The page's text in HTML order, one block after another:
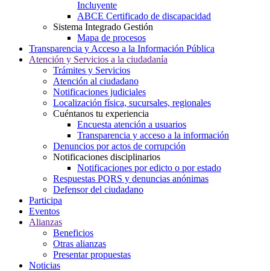
Incluyente
ABCE Certificado de discapacidad
Sistema Integrado Gestión
Mapa de procesos
Transparencia y Acceso a la Información Pública
Atención y Servicios a la ciudadanía
Trámites y Servicios
Atención al ciudadano
Notificaciones judiciales
Localización física, sucursales, regionales
Cuéntanos tu experiencia
Encuesta atención a usuarios
Transparencia y acceso a la información
Denuncios por actos de corrupción
Notificaciones disciplinarios
Notificaciones por edicto o por estado
Respuestas PQRS y denuncias anónimas
Defensor del ciudadano
Participa
Eventos
Alianzas
Beneficios
Otras alianzas
Presentar propuestas
Noticias